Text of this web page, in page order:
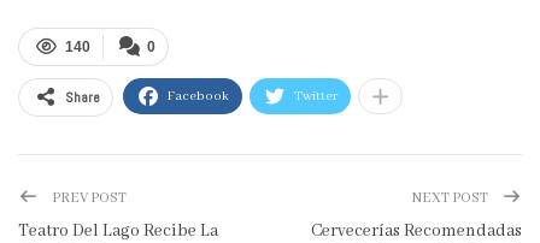
0
140
Share Facebook Twitter
PREV POST
Teatro Del Lago Recibe La
NEXT POST
Cervecerías Recomendadas